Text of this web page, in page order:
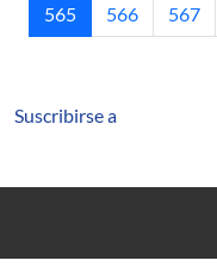
Página actual
565 Página
566 Página
567
Suscribirse a